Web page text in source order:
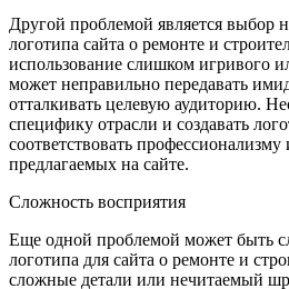
Другой проблемой является выбор
логотипа сайта о ремонте и
использование слишком игривого
может неправильно передавать
отталкивать целевую аудиторию.
специфику отрасли и создавать
соответствовать профессионализму
предлагаемых на сайте.
Сложность восприятия
Еще одной проблемой может быть
логотипа для сайта о ремонте и
сложные детали или нечитаемый